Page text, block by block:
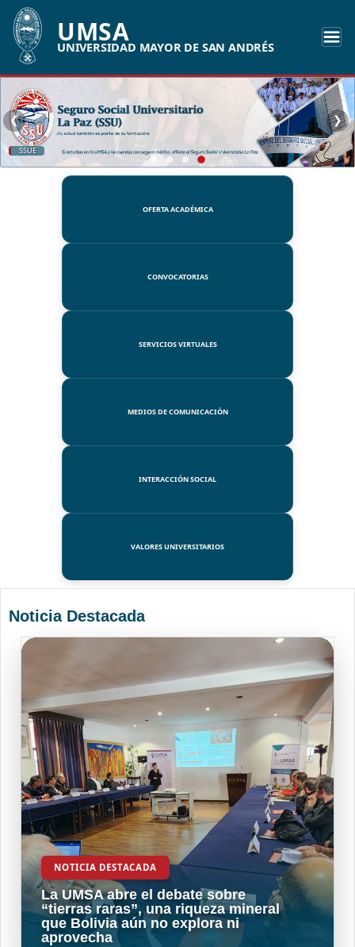
UMSA
UNIVERSIDAD MAYOR DE SAN ANDRÉS
SSUE
❮ ❯
OFERTA ACADÉMICA
CONVOCATORIAS
SERVICIOS VIRTUALES
MEDIOS DE COMUNICACIÓN
INTERACCIÓN SOCIAL
VALORES UNIVERSITARIOS
Noticia Destacada
NOTICIA DESTACADA
La UMSA abre el debate sobre
“tierras raras”, una riqueza mineral
que Bolivia aún no explora ni
aprovecha